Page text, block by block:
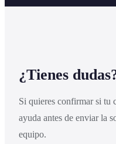
¿Tienes
Si quieres confirmar si tu
ayuda antes de enviar la
equipo.